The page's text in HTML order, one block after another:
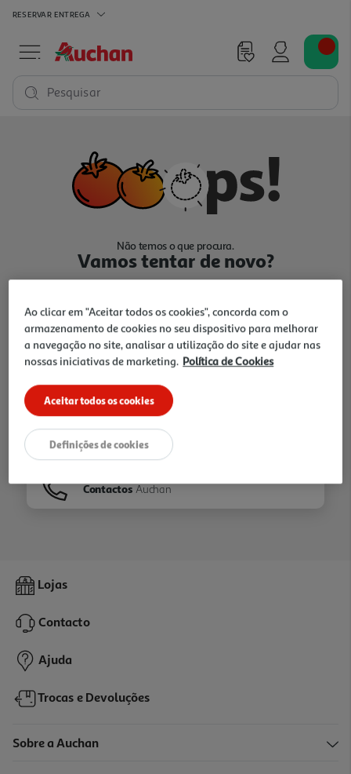
RESERVAR ENTREGA
Pesquisar
Não temos o que procura.
Vamos tentar de novo?
Ir para Homepage
Folhetos
Contactos Auchan
Lojas
Contacto
Ajuda
Trocas e Devoluções
Sobre a Auchan
Ao clicar em "Aceitar todos os cookies", concorda com o
armazenamento de cookies no seu dispositivo para melhorar
a navegação no site, analisar a utilização do site e ajudar nas
nossas iniciativas de marketing. Política de Cookies
Aceitar todos os cookies
Definições de cookies